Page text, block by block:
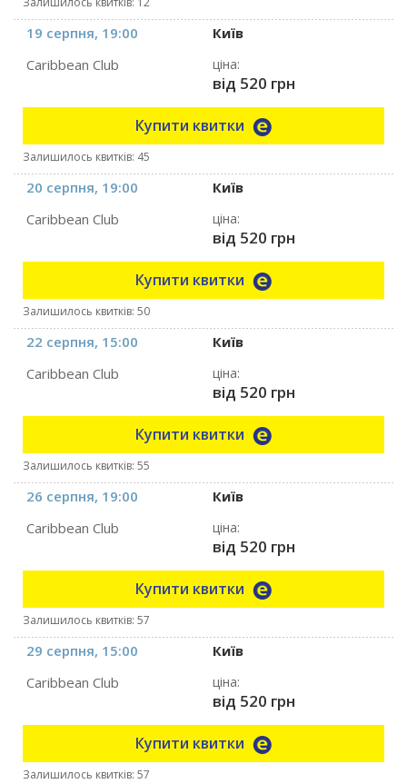
19 серпня, 19:00
Київ
Caribbean Club
ціна:
від 520 грн
Купити квитки
Залишилось квитків: 45
20 серпня, 19:00
Київ
Caribbean Club
ціна:
від 520 грн
Купити квитки
Залишилось квитків: 50
22 серпня, 15:00
Київ
Caribbean Club
ціна:
від 520 грн
Купити квитки
Залишилось квитків: 55
26 серпня, 19:00
Київ
Caribbean Club
ціна:
від 520 грн
Купити квитки
Залишилось квитків: 57
29 серпня, 15:00
Київ
Caribbean Club
ціна:
від 520 грн
Купити квитки
Залишилось квитків: 57